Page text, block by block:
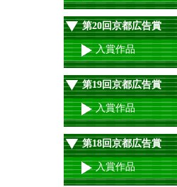
第20回京都広告賞
入賞作品
第19回京都広告賞
入賞作品
第18回京都広告賞
入賞作品